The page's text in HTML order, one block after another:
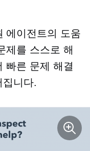
에이전트의 도움
제를 스스로 해
빠른 문제 해결
니다.